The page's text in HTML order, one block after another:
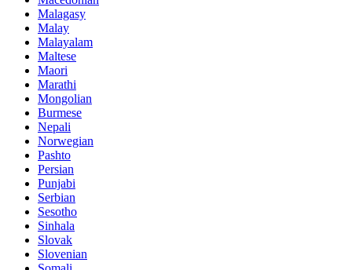
Malagasy
Malay
Malayalam
Maltese
Maori
Marathi
Mongolian
Burmese
Nepali
Norwegian
Pashto
Persian
Punjabi
Serbian
Sesotho
Sinhala
Slovak
Slovenian